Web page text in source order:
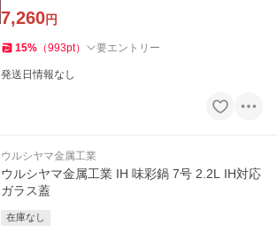
7,260円
15% （993pt） 要エントリー
発送日情報なし
ウルシヤマ金属工業
ウルシヤマ金属工業 IH 味彩鍋 7号 2.2L IH対応
ガラス蓋
在庫なし